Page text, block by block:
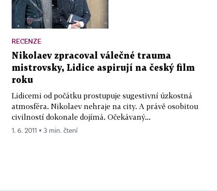
RECENZE
Nikolaev zpracoval válečné trauma
mistrovsky, Lidice aspirují na český film
roku
Lidicemi od počátku prostupuje sugestivní úzkostná
atmosféra. Nikolaev nehraje na city. A právě osobitou
civilností dokonale dojímá. Očekávaný...
1. 6. 2011 ▪ 3 min. čtení